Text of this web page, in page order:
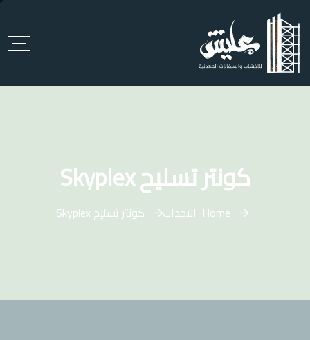
كونتر تسليح Skyplex
Home الاحداث كونتر تسليح Skyplex